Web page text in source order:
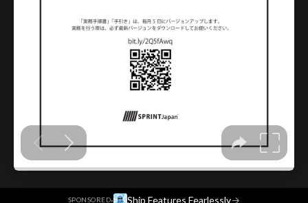
SPONSORED· Ship Features Fearlessly→